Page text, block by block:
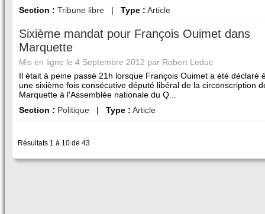
Section : Tribune libre | Type : Article
Sixième mandat pour François Ouimet dans
Marquette
Mis en ligne le 4 Septembre 2012 par Robert Leduc
Il était à peine passé 21h lorsque François Ouimet a été déclaré
une sixième fois consécutive député libéral de la circonscription
Marquette à l'Assemblée nationale du Q...
Section : Politique | Type : Article
Résultats 1 à 10 de 43